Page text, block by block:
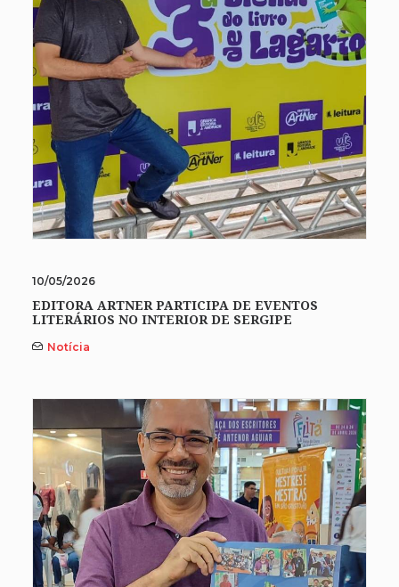
10/05/2026
EDITORA ARTNER PARTICIPA DE EVENTOS
LITERÁRIOS NO INTERIOR DE SERGIPE
Notícia